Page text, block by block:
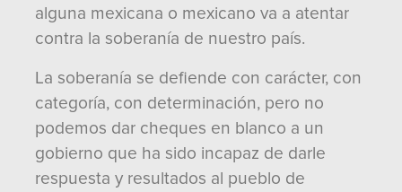
alguna mexicana o mexicano va a atentar
contra la soberanía de nuestro país.
La soberanía se defiende con carácter, con
categoría, con determinación, pero no
podemos dar cheques en blanco a un
gobierno que ha sido incapaz de darle
respuesta y resultados al pueblo de